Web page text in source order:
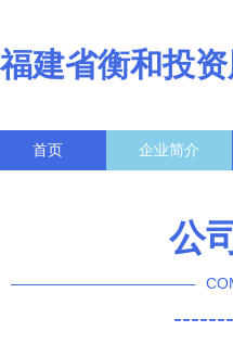
福建省衡和投
首页 企业简介
公